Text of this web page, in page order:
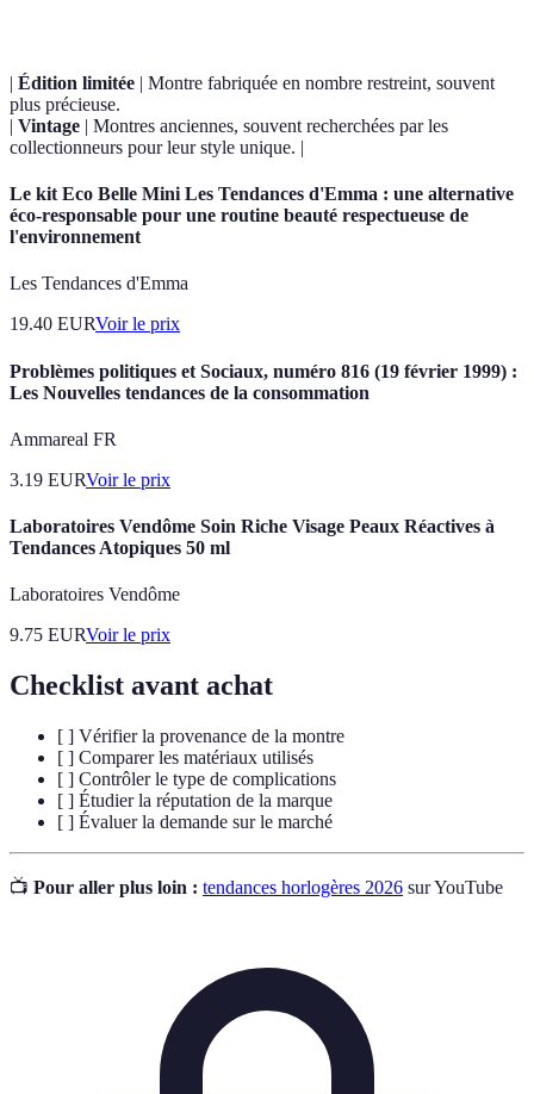
| Édition limitée | Montre fabriquée en nombre restreint, souvent
plus précieuse.
| Vintage | Montres anciennes, souvent recherchées par les
collectionneurs pour leur style unique. |
Le kit Eco Belle Mini Les Tendances d'Emma : une alternative
éco-responsable pour une routine beauté respectueuse de
l'environnement
Les Tendances d'Emma
19.40 EURVoir le prix
Problèmes politiques et Sociaux, numéro 816 (19 février 1999) :
Les Nouvelles tendances de la consommation
Ammareal FR
3.19 EURVoir le prix
Laboratoires Vendôme Soin Riche Visage Peaux Réactives à
Tendances Atopiques 50 ml
Laboratoires Vendôme
9.75 EURVoir le prix
Checklist avant achat
[ ] Vérifier la provenance de la montre
[ ] Comparer les matériaux utilisés
[ ] Contrôler le type de complications
[ ] Étudier la réputation de la marque
[ ] Évaluer la demande sur le marché
📺 Pour aller plus loin : tendances horlogères 2026 sur YouTube